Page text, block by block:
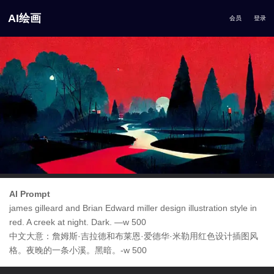
AI绘画 会员 登录
AI Prompt
james gilleard and Brian Edward miller design illustration style in
red. A creek at night. Dark. —w 500
中文大意：詹姆斯·吉拉德和布莱恩·爱德华·米勒用红色设计插图风
格。夜晚的一条小溪。黑暗。-w 500